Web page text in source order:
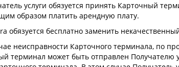
услуги обязуется принять Карточный
образом платить арендную плату.
обязуется бесплатно заменить
неисправности Карточного терминала, по
терминал может быть отправлен Получателю